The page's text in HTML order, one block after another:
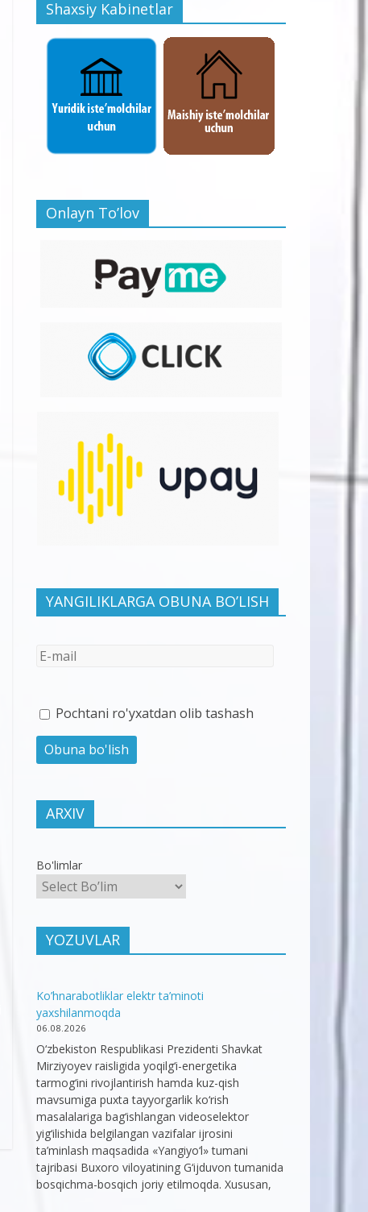
Shaxsiy Kabinetlar
Onlayn To’lov
YANGILIKLARGA OBUNA BO’LISH
Pochtani ro'yxatdan olib tashash
ARXIV
Bo'limlar
YOZUVLAR
Ko’hnarabotliklar elektr ta’minoti
yaxshilanmoqda
06.08.2026
O‘zbekiston Respublikasi Prezidenti Shavkat
Mirziyoyev raisligida yoqilg‘i-energetika
tarmog‘ini rivojlantirish hamda kuz-qish
mavsumiga puxta tayyorgarlik ko‘rish
masalalariga bag‘ishlangan videoselektor
yig‘ilishida belgilangan vazifalar ijrosini
ta’minlash maqsadida «Yangiyo‘l» tumani
tajribasi Buxoro viloyatining G‘ijduvon tumanida
bosqichma-bosqich joriy etilmoqda. Xususan,